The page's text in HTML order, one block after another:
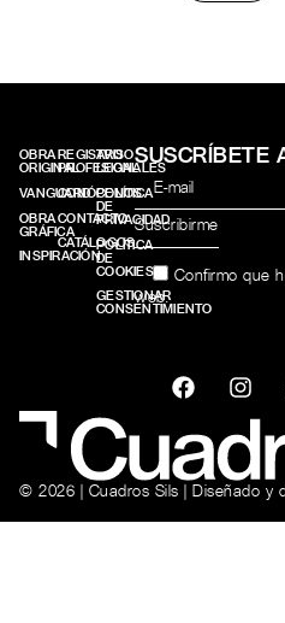
OBRA
ORIGINAL
VANGUARD
OBRA
GRÁFICA
INSPIRACIÓN
REGISTRO
PROFESIONALES
CONÓCENOS
CONTACTO
CATÁLOGOS
AVISO
LEGAL
POLÍTICA
DE
PRIVACIDAD
POLÍTICA
DE
COOKIES
GESTIONAR
CONSENTIMIENTO
SUSCRÍBETE
Confirmo que
web.
© 2026 | Cuadros Sils | Diseñado y